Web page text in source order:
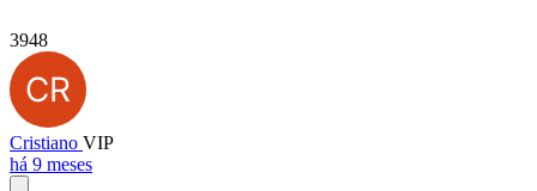
3948
Cristiano VIP
há 9 meses